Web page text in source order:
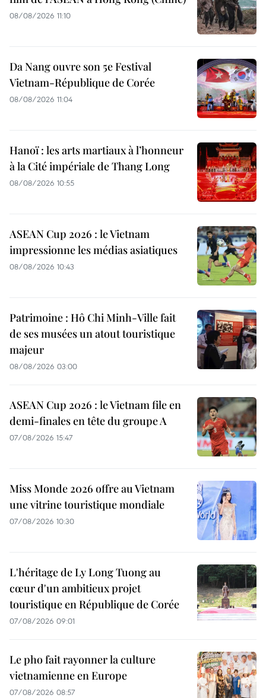
08/08/2026 11:10
Da Nang ouvre son 5e Festival
Vietnam-République de Corée
08/08/2026 11:04
Hanoï : les arts martiaux à l’honneur
à la Cité impériale de Thang Long
08/08/2026 10:55
ASEAN Cup 2026 : le Vietnam
impressionne les médias asiatiques
08/08/2026 10:43
Patrimoine : Hô Chi Minh-Ville fait
de ses musées un atout touristique
majeur
08/08/2026 03:00
ASEAN Cup 2026 : le Vietnam file en
demi-finales en tête du groupe A
07/08/2026 15:47
Miss Monde 2026 offre au Vietnam
une vitrine touristique mondiale
07/08/2026 10:30
L'héritage de Ly Long Tuong au
cœur d'un ambitieux projet
touristique en République de Corée
07/08/2026 09:01
Le pho fait rayonner la culture
vietnamienne en Europe
07/08/2026 08:57